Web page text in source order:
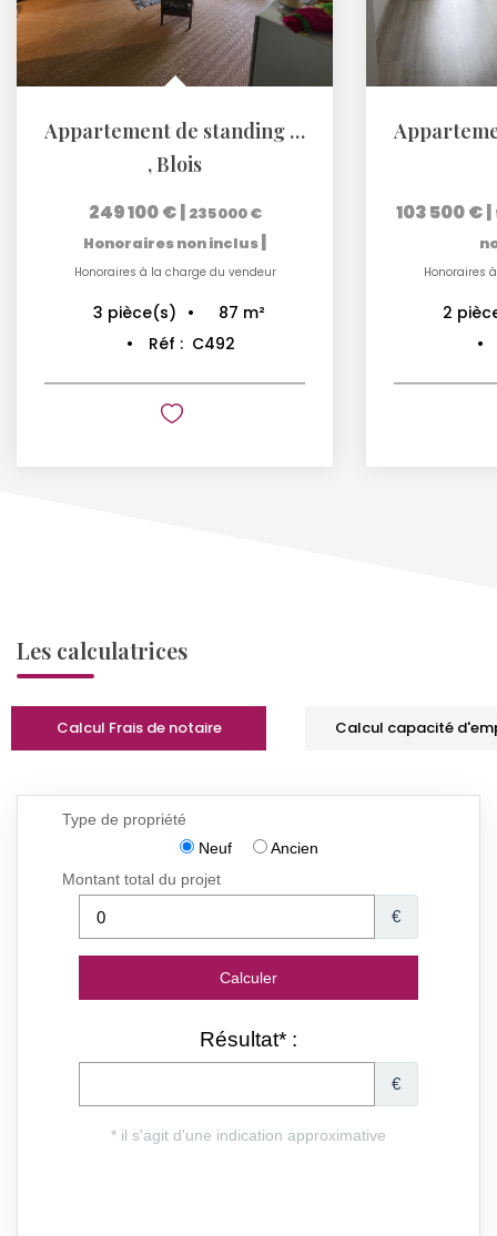
Appartement de standing avec terrasse plein sud
,Blois
249 100 €| 235 000 €
Honoraires non inclus|
Honoraires à la charge du vendeur
3 pièce(s) 87 m²
Réf : C492
103 500 €|
Honoraires
2
Les calculatrices
Calcul Frais de notaire Calcul capacité